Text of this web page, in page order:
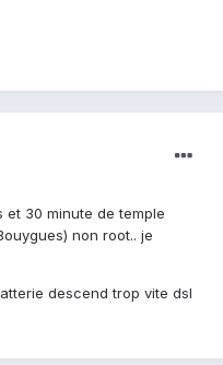
30 minute de temple
non root.. je
descend trop vite dsl